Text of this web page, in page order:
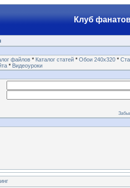
Клуб
файлов * Каталог статей * Обои 240х320 *
* Видеоуроки